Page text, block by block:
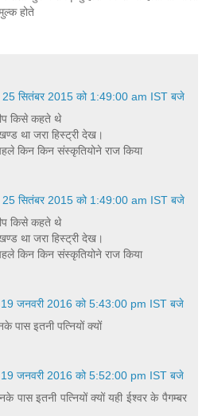
होते
25 सितंबर 2015 को 1:49:00 am IST बजे
किसे कहते थे
था जरा हिस्ट्री देख।
किन किन संस्कृतियोने राज किया
25 सितंबर 2015 को 1:49:00 am IST बजे
किसे कहते थे
था जरा हिस्ट्री देख।
किन किन संस्कृतियोने राज किया
19 जनवरी 2016 को 5:43:00 pm IST बजे
पास इतनी पत्नियों क्यों
19 जनवरी 2016 को 5:52:00 pm IST बजे
पास इतनी पत्नियों क्यों यही ईश्वर के पैगम्बर